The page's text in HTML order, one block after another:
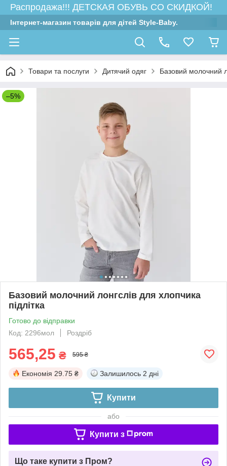
Распродажа!!! ДЕТСКАЯ ОБУВЬ СО СКИДКОЙ!
Інтернет-магазин товарів для дітей Style-Baby.
Товари та послуги Дитячий одяг Базовий молочний
–5%
Базовий молочний лонгслів для хлопчика
підлітка
Готово до відправки
Код: 2296мол
Роздріб
565,25 ₴ 595 ₴
Економія 29.75 ₴ Залишилось 2 дні
Купити
або
Купити з
Що таке купити з Пром?